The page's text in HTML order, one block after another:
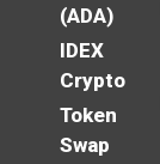
(ADA)
IDEX
Crypto
Token
Swap